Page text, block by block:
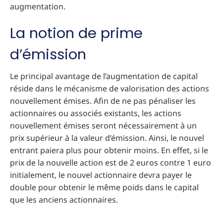
augmentation.
La notion de prime
d’émission
Le principal avantage de l’augmentation de capital
réside dans le mécanisme de valorisation des actions
nouvellement émises. Afin de ne pas pénaliser les
actionnaires ou associés existants, les actions
nouvellement émises seront nécessairement à un
prix supérieur à la valeur d’émission. Ainsi, le nouvel
entrant paiera plus pour obtenir moins. En effet, si le
prix de la nouvelle action est de 2 euros contre 1 euro
initialement, le nouvel actionnaire devra payer le
double pour obtenir le même poids dans le capital
que les anciens actionnaires.